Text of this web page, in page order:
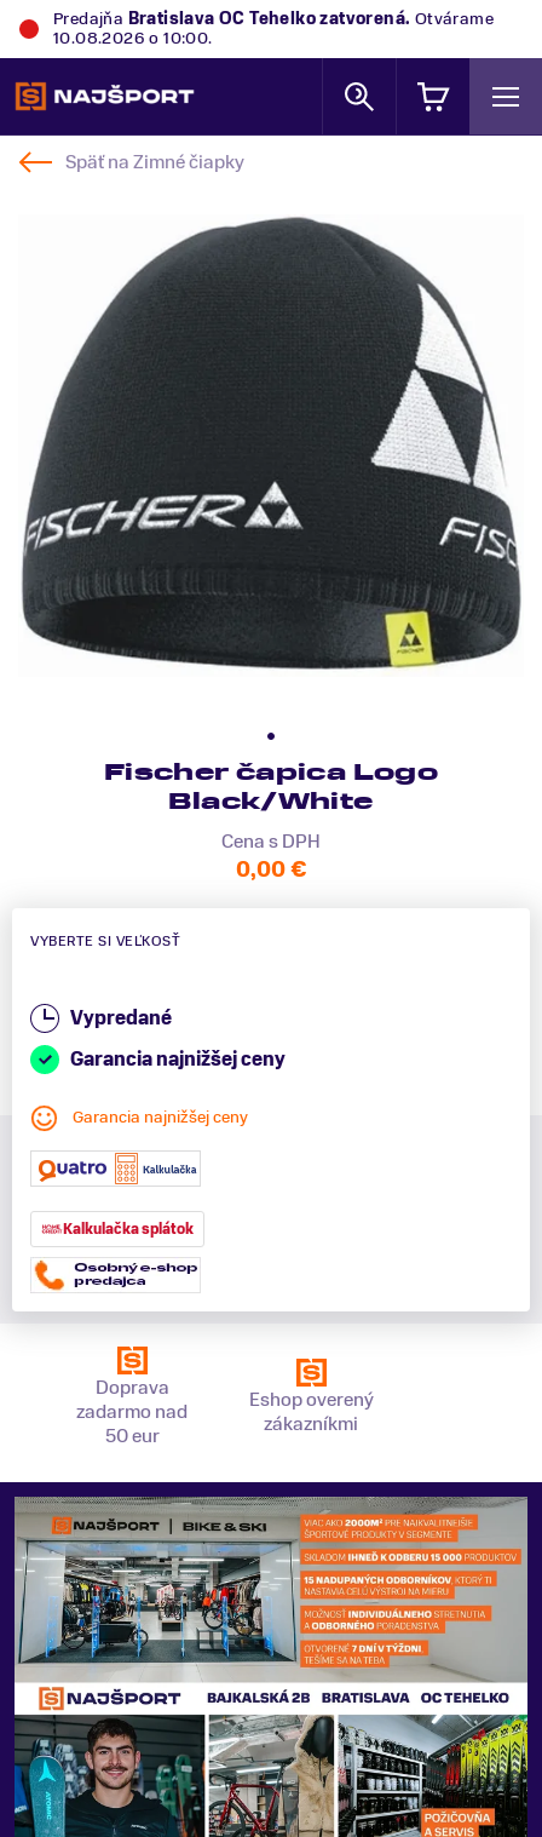
Predajňa Bratislava OC Tehelkozatvorená. Otvárame
10.08.2026 o 10:00.
Späť naZimné čiapky
Fischer čapica Logo
Black/White
Cena s DPH
0,00 €
VYBERTE SI VEĽKOSŤ
Vypredané
Garancia najnižšej ceny
Garancia najnižšej ceny
Kalkulačka splátok
Doprava
zadarmo nad
50 eur
Eshop overený
zákazníkmi